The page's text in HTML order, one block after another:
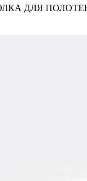
ДЛЯ